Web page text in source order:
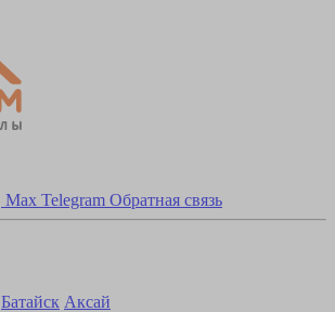
Max Telegram Обратная связь
Батайск Аксай